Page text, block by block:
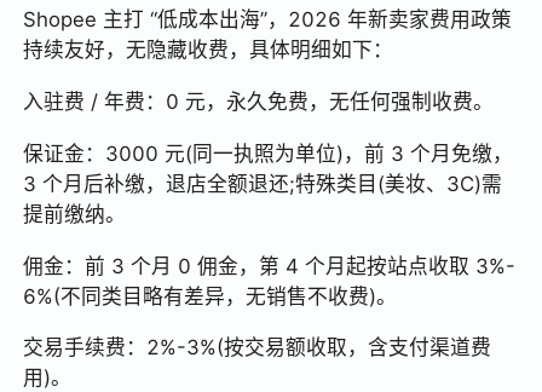
Shopee 主打 “低成本出海”，2026 年新卖家费用政策
持续友好，无隐藏收费，具体明细如下：
入驻费 / 年费：0 元，永久免费，无任何强制收费。
保证金：3000 元(同一执照为单位)，前 3 个月免缴，
3 个月后补缴，退店全额退还;特殊类目(美妆、3C)需
提前缴纳。
佣金：前 3 个月 0 佣金，第 4 个月起按站点收取 3%-
6%(不同类目略有差异，无销售不收费)。
交易手续费：2%-3%(按交易额收取，含支付渠道费
用)。